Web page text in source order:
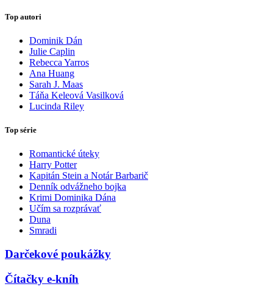
Top autori
Dominik Dán
Julie Caplin
Rebecca Yarros
Ana Huang
Sarah J. Maas
Táňa Keleová Vasilková
Lucinda Riley
Top série
Romantické úteky
Harry Potter
Kapitán Stein a Notár Barbarič
Denník odvážneho bojka
Krimi Dominika Dána
Učím sa rozprávať
Duna
Smradi
Darčekové poukážky
Čítačky e-kníh